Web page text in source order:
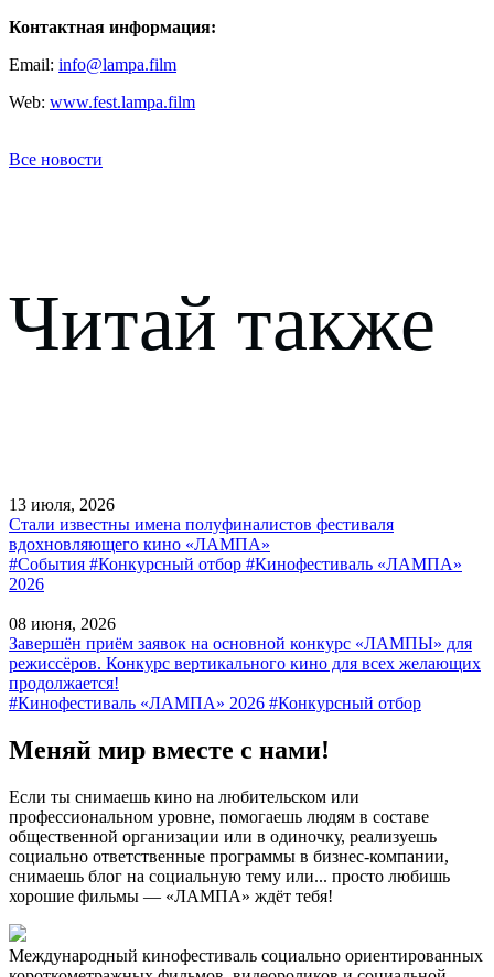
Контактная информация:
Email: info@lampa.film
Web: www.fest.lampa.film
Все новости
Читай также
13 июля, 2026
Стали известны имена полуфиналистов фестиваля
вдохновляющего кино «ЛАМПА»
#События #Конкурсный отбор #Кинофестиваль «ЛАМПА»
2026
08 июня, 2026
Завершён приём заявок на основной конкурс «ЛАМПЫ» для
режиссёров. Конкурс вертикального кино для всех желающих
продолжается!
#Кинофестиваль «ЛАМПА» 2026 #Конкурсный отбор
Меняй мир вместе с нами!
Если ты снимаешь кино на любительском или
профессиональном уровне, помогаешь людям в составе
общественной организации или в одиночку, реализуешь
социально ответственные программы в бизнес-компании,
снимаешь блог на социальную тему или... просто любишь
хорошие фильмы — «ЛАМПА» ждёт тебя!
Международный кинофестиваль социально ориентированных